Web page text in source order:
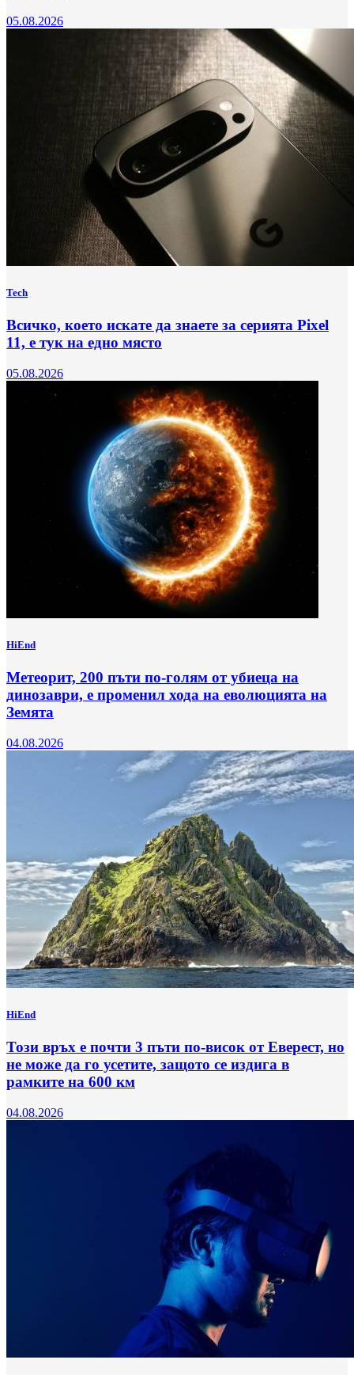
05.08.2026
Tech
Всичко, което искате да знаете за серията Pixel
11, е тук на едно място
05.08.2026
HiEnd
Метеорит, 200 пъти по-голям от убиеца на
динозаври, е променил хода на еволюцията на
Земята
04.08.2026
HiEnd
Този връх е почти 3 пъти по-висок от Еверест, но
не може да го усетите, защото се издига в
рамките на 600 км
04.08.2026